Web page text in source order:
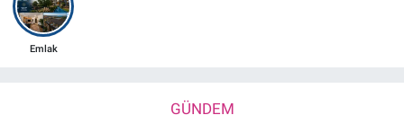
Emlak
GÜNDEM